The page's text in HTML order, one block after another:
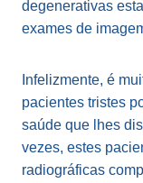
degenerativas
exames de
Infelizmente, é
pacientes tristes
saúde que lhes
vezes, estes
radiográficas